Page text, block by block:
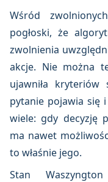
Wśród
pogłoski, że
zwolnienia
akcje. Nie można
ujawniła
pytanie pojawia się
wiele: gdy decyzję
ma nawet
to właśnie jego.
Stan